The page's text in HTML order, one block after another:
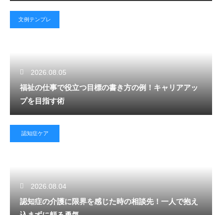
文例テンプレ
2026.08.05
福祉の仕事で役立つ目標の書き方の例！キャリアアッ
プを目指す術
認知症ケア
2026.08.04
認知症の介護に限界を感じた時の相談先！一人で抱え